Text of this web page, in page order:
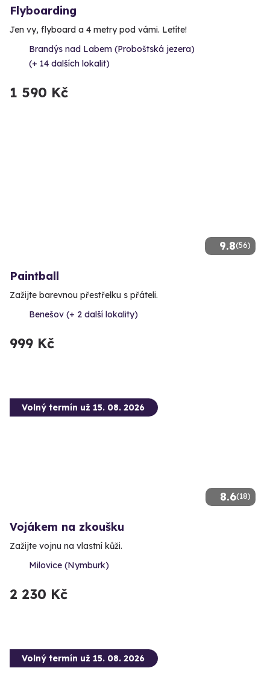
Flyboarding
Jen vy, flyboard a 4 metry pod vámi. Letíte!
Brandýs nad Labem (Proboštská jezera)
(+ 14 dalších lokalit)
1 590 Kč
9.8(56)
Paintball
Zažijte barevnou přestřelku s přáteli.
Benešov (+ 2 další lokality)
999 Kč
8.6(18)
Volný termín už 15. 08. 2026
Vojákem na zkoušku
Zažijte vojnu na vlastní kůži.
Milovice (Nymburk)
2 230 Kč
Volný termín už 15. 08. 2026